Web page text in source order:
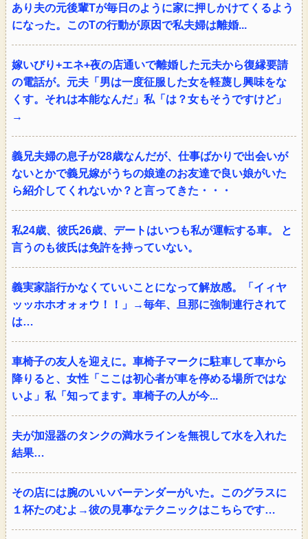
あり夫の元後輩Tが毎日のように家に押しかけてくるよう
になった。このTの行動が原因で私夫婦は離婚...
嫁いびり+エネ+夜の店通いで離婚した元夫から復縁要請
の電話が。元夫「男は一度征服した女を軽蔑し興味をな
くす。それは本能なんだ」私「は？女もそうですけど」
→
義兄夫婦の息子が28歳なんだが、仕事ばかりで出会いが
ないとかで義兄嫁がうちの娘達のお友達で良い娘がいた
ら紹介してくれないか？と言ってきた・・・
私24歳、彼氏26歳、デートはいつも私が運転する車。 と
言うのも彼氏は免許を持っていない。
義実家詣行かなくていいことになって解放感。「イィヤ
ッッホホオォォウ！！」→毎年、旦那に強制連行されて
は…
車椅子の友人を迎えに。車椅子マークに駐車して車から
降りると、女性「ここは初心者が車を停める場所ではな
いよ」私「知ってます。車椅子の人が今...
夫が加湿器のタンクの満水ラインを無視して水を入れた
結果…
その店には腕のいいバーテンダーがいた。このグラスに
１杯たのむよ→彼の見事なテクニックはこちらです…